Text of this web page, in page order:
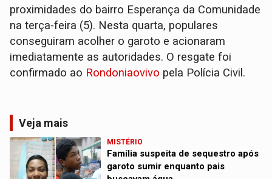
proximidades do bairro Esperança da Comunidade
na terça-feira (5). Nesta quarta, populares
conseguiram acolher o garoto e acionaram
imediatamente as autoridades. O resgate foi
confirmado ao Rondoniaovivo pela Polícia Civil.
Veja mais
MISTÉRIO
Família suspeita de sequestro após
garoto sumir enquanto pais